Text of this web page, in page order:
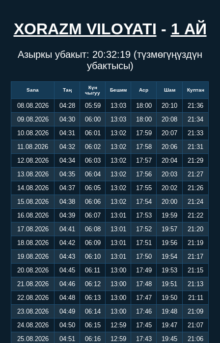
XORAZM VILOYATI - 1 АЙ
Азыркы убакыт: 20:32:19 (түзмөгүңүздүн
убактысы)
Sana Таң
Күн
чыгуу
Бешим Аср Шам Куптан
08.08.2026 04:28 05:59 13:03 18:00 20:10
21:36
09.08.2026
04:30 06:00 13:03 18:00 20:08
21:34
10.08.2026
04:31 06:01 13:02 17:59 20:07
21:33
11.08.2026
04:32 06:02 13:02 17:58 20:06
21:31
12.08.2026
04:34 06:03 13:02 17:57 20:04
21:29
13.08.2026
04:35 06:04 13:02 17:56 20:03
21:27
14.08.2026
04:37 06:05 13:02 17:55 20:02
21:26
15.08.2026
04:38 06:06 13:02 17:54 20:00
21:24
16.08.2026
04:39 06:07 13:01 17:53 19:59
21:22
17.08.2026
04:41 06:08 13:01 17:52 19:57
21:20
18.08.2026
04:42 06:09 13:01 17:51 19:56
21:19
19.08.2026
04:43 06:10 13:01 17:50 19:54
21:17
20.08.2026
04:45 06:11 13:00 17:49 19:53
21:15
21.08.2026
04:46 06:12 13:00 17:48 19:51
21:13
22.08.2026
04:48 06:13 13:00 17:47 19:50
21:11
23.08.2026
04:49 06:14 13:00 17:46 19:48
21:09
24.08.2026
04:50 06:15 12:59 17:45 19:47
21:07
25.08.2026
04:51 06:16 12:59 17:43 19:45
21:06